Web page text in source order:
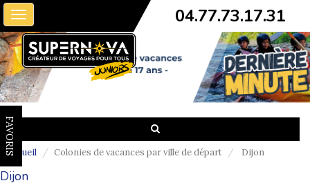
Toggle
navigation
04.77.73.17.31
FAVORIS
Accueil Colonies de vacances par ville de départ Dijon
Dijon